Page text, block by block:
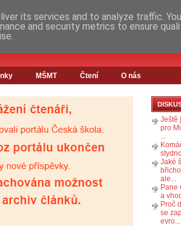
MŠMT Čtení O nás
Ještě
pro
...
Jaké
ale...
Pane
a
Proč
se
evro...
its services and to analyze traffic.
and security metrics to ensure